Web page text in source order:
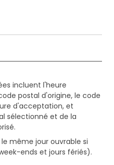
incluent l'heure
postal d'origine, le code
d'acceptation, et
sélectionné et de la
même jour ouvrable si
ends et jours fériés).